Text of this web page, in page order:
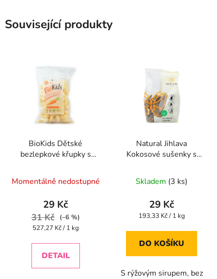
Související produkty
BioKids Dětské
bezlepkové křupky s
hodnocení
produktu
je
5,0
5
Momentálně nedostupné
29 Kč
31 Kč
(–6 %)
Měrná
527,27 Kč / 1 kg
DETAIL
Natural Jihlava
Kokosové sušenky s
150g
hodnocení
produktu
je
z
Skladem (3 ks)
29 Kč
Měrná
193,33 Kč / 1 kg
DO KOŠÍKU
S rýžovým sirupem, bez